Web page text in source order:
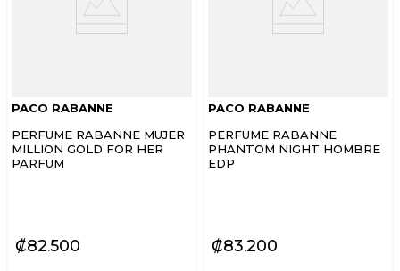
PACO RABANNE
PERFUME RABANNE MUJER
MILLION GOLD FOR HER
PARFUM
₡82500
PACO RABANNE
PERFUME RABANNE
PHANTOM NIGHT HOMBRE
EDP
₡83200